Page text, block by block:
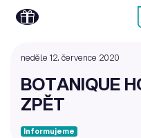
neděle 12. července 2020
BOTANIQUE
ZPĚT
Informujeme